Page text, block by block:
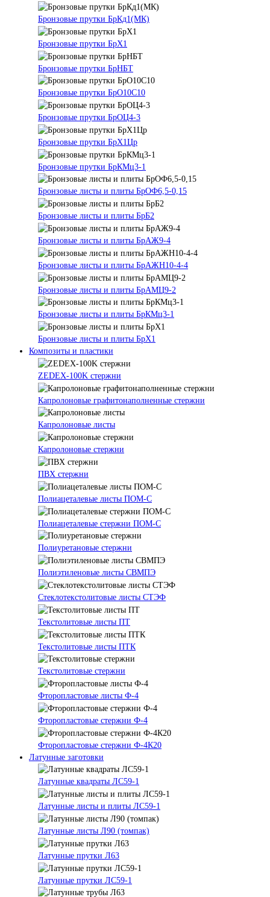
Бронзовые прутки БрКд1(МК)
Бронзовые прутки БрХ1
Бронзовые прутки БрНБТ
Бронзовые прутки БрО10С10
Бронзовые прутки БрОЦ4-3
Бронзовые прутки БрХ1Цр
Бронзовые прутки БрКМц3-1
Бронзовые листы и плиты БрОФ6,5-0,15
Бронзовые листы и плиты БрБ2
Бронзовые листы и плиты БрАЖ9-4
Бронзовые листы и плиты БрАЖН10-4-4
Бронзовые листы и плиты БрАМЦ9-2
Бронзовые листы и плиты БрКМц3-1
Бронзовые листы и плиты БрХ1
Композиты и пластики
ZEDEX-100K стержни
Капролоновые графитонаполненные стержни
Капролоновые листы
Капролоновые стержни
ПВХ стержни
Полиацеталевые листы ПОМ-С
Полиацеталевые стержни ПОМ-С
Полиуретановые стержни
Полиэтиленовые листы СВМПЭ
Стеклотекстолитовые листы СТЭФ
Текстолитовые листы ПТ
Текстолитовые листы ПТК
Текстолитовые стержни
Фторопластовые листы Ф-4
Фторопластовые стержни Ф-4
Фторопластовые стержни Ф-4К20
Латунные заготовки
Латунные квадраты ЛС59-1
Латунные листы и плиты ЛС59-1
Латунные листы Л90 (томпак)
Латунные прутки Л63
Латунные прутки ЛС59-1